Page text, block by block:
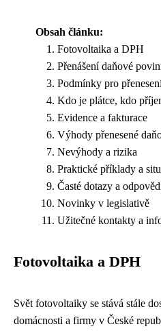
Obsah článku:
Fotovoltaika a DPH
Přenášení daňové
Podmínky pro
Kdo je plátce, kdo
Evidence a fakturace
Výhody přenesené
Nevýhody a rizika
Praktické příklady a
Časté dotazy a
Novinky v legislativě
Užitečné kontakty a
Fotovoltaika a DPH
Svět fotovoltaiky se stává stále
domácnosti a firmy v České